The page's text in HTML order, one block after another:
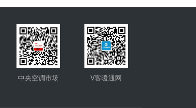
中央空调市场 V客暖通网